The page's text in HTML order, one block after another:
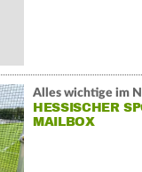
Alles wichtige im
HESSISCHER
MAILBOX